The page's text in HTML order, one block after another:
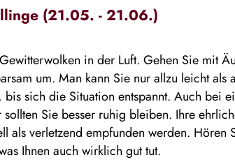
(21.05. - 21.06.)
in der Luft. Gehen Sie mit
um. Man kann Sie nur allzu leicht als
sich die Situation entspannt. Auch bei
Sie besser ruhig bleiben. Ihre
als verletzend empfunden werden. Hören
Ihnen auch wirklich gut tut.